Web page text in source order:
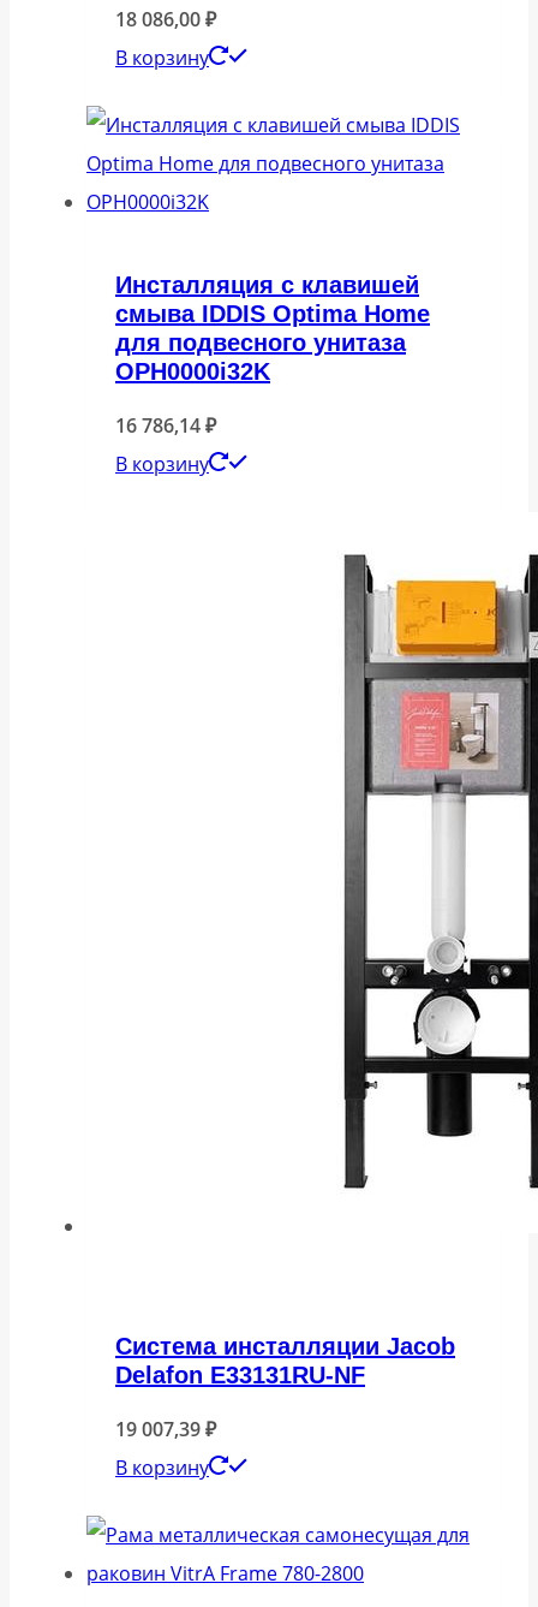
18 086,00₽
В корзину
Инсталляция с клавишей
смыва IDDIS Optima Home
для подвесного унитаза
OPH0000i32K
16 786,14₽
В корзину
Система инсталляции Jacob
Delafon E33131RU-NF
19 007,39₽
В корзину